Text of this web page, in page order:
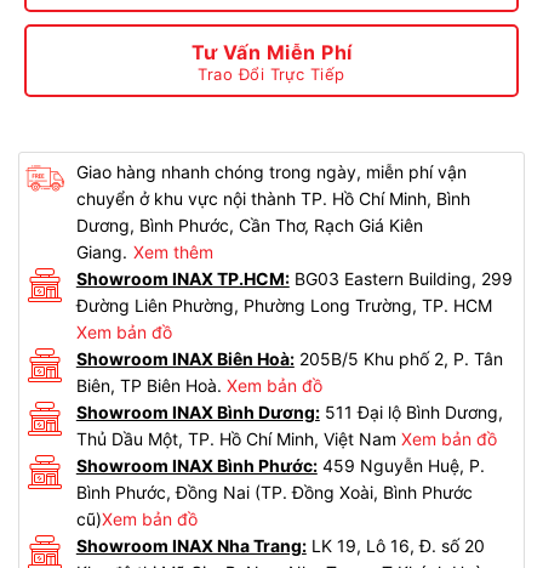
Tư Vấn Miễn Phí
Trao Đổi Trực Tiếp
Giao hàng nhanh chóng trong ngày, miễn phí vận
chuyển ở khu vực nội thành TP. Hồ Chí Minh, Bình
Dương, Bình Phước, Cần Thơ, Rạch Giá Kiên
Giang. Xem thêm
Showroom INAX TP.HCM:BG03 Eastern Building, 299
Đường Liên Phường, Phường Long Trường, TP. HCM
Xem bản đồ
Showroom INAX Biên Hoà:205B/5 Khu phố 2, P. Tân
Biên, TP Biên Hoà. Xem bản đồ
Showroom INAX Bình Dương:511 Đại lộ Bình Dương,
Thủ Dầu Một, TP. Hồ Chí Minh, Việt Nam Xem bản đồ
Showroom INAX Bình Phước:459 Nguyễn Huệ, P.
Bình Phước, Đồng Nai (TP. Đồng Xoài, Bình Phước
cũ)Xem bản đồ
Showroom INAX Nha Trang:LK 19, Lô 16, Đ. số 20